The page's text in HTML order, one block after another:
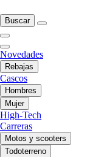
Buscar
Novedades
Rebajas
Cascos
Hombres
Mujer
High-Tech
Carreras
Motos y scooters
Todoterreno